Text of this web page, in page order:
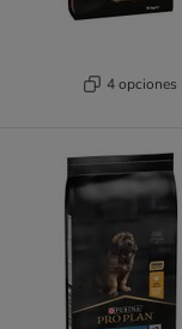
4 opciones